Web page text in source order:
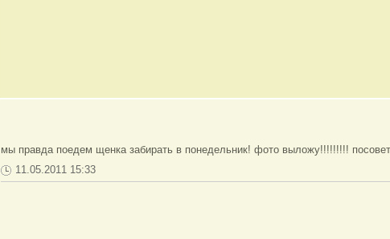
мы правда поедем щенка забирать в понедельник! фото выложу!!!!!!!!!
11.05.2011 15:33